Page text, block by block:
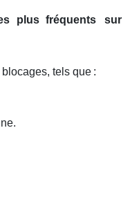
plus fréquents
sur
tels que :